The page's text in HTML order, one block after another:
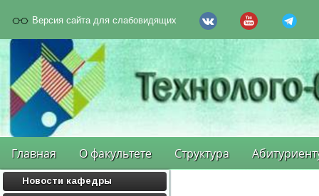
Версия сайта для слабовидящих
Главная О факультете Структура
Новости кафедры